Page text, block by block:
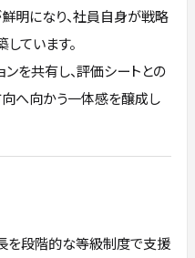
明になり、社員自身が戦略
ています。
を共有し、評価シートとの
へ向かう一体感を醸成し
を段階的な等級制度で支援